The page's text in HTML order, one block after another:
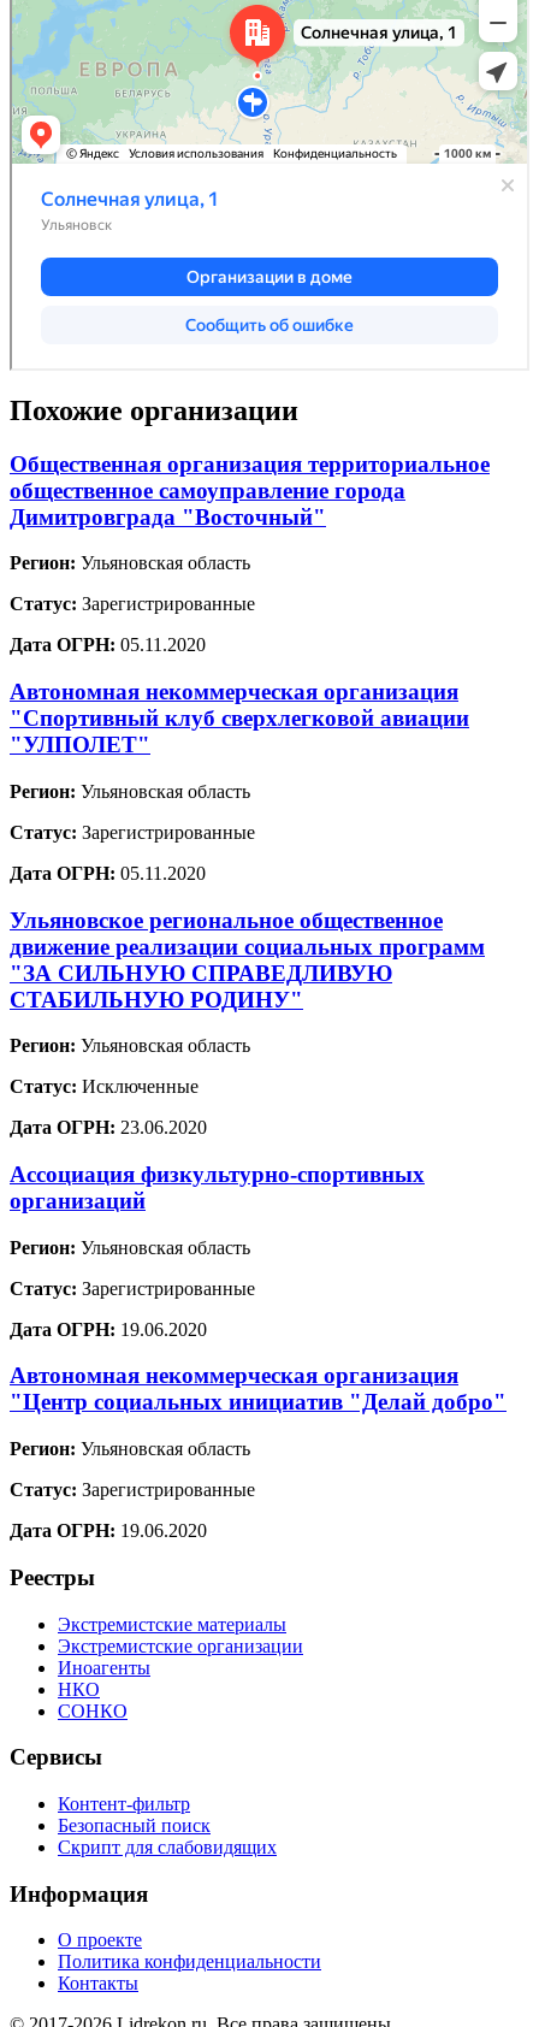
Похожие организации
Общественная организация территориальное
общественное самоуправление города
Димитровграда "Восточный"
Регион: Ульяновская область
Статус: Зарегистрированные
Дата ОГРН: 05.11.2020
Автономная некоммерческая организация
"Спортивный клуб сверхлегковой авиации
"УЛПОЛЕТ"
Регион: Ульяновская область
Статус: Зарегистрированные
Дата ОГРН: 05.11.2020
Ульяновское региональное общественное
движение реализации социальных программ
"ЗА СИЛЬНУЮ СПРАВЕДЛИВУЮ
СТАБИЛЬНУЮ РОДИНУ"
Регион: Ульяновская область
Статус: Исключенные
Дата ОГРН: 23.06.2020
Ассоциация физкультурно-спортивных
организаций
Регион: Ульяновская область
Статус: Зарегистрированные
Дата ОГРН: 19.06.2020
Автономная некоммерческая организация
"Центр социальных инициатив "Делай добро"
Регион: Ульяновская область
Статус: Зарегистрированные
Дата ОГРН: 19.06.2020
Реестры
Экстремистские материалы
Экстремистские организации
Иноагенты
НКО
СОНКО
Сервисы
Контент-фильтр
Безопасный поиск
Скрипт для слабовидящих
Информация
О проекте
Политика конфиденциальности
Контакты